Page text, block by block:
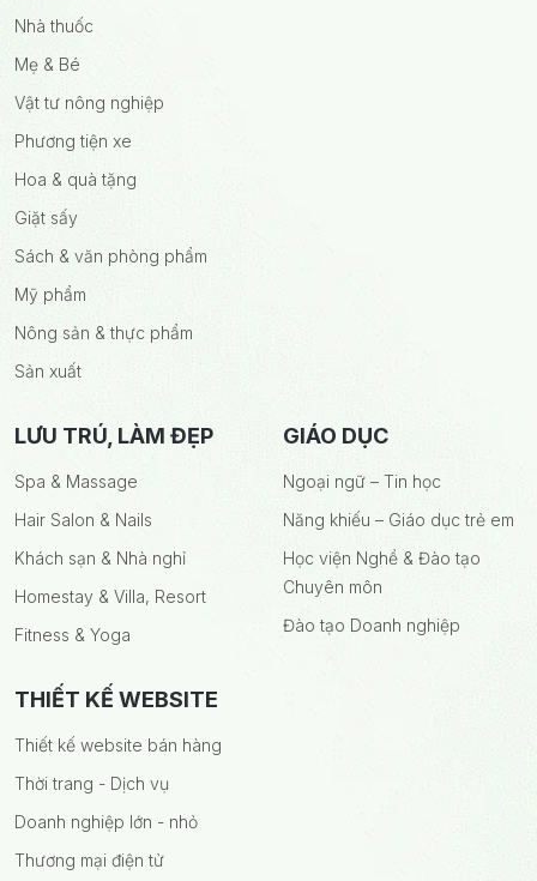
Nhà thuốc
Mẹ & Bé
Vật tư nông nghiệp
Phương tiện xe
Hoa & quà tặng
Giặt sấy
Sách & văn phòng phẩm
Mỹ phẩm
Nông sản & thực phẩm
Sản xuất
LƯU TRÚ, LÀM ĐẸP
Spa & Massage
Hair Salon & Nails
Khách sạn & Nhà nghỉ
Homestay & Villa, Resort
Fitness & Yoga
GIÁO DỤC
Ngoại ngữ – Tin học
Năng khiếu – Giáo dục trẻ em
Học viện Nghề & Đào tạo
Chuyên môn
Đào tạo Doanh nghiệp
THIẾT KẾ WEBSITE
Thiết kế website bán hàng
Thời trang - Dịch vụ
Doanh nghiệp lớn - nhỏ
Thương mại điện tử